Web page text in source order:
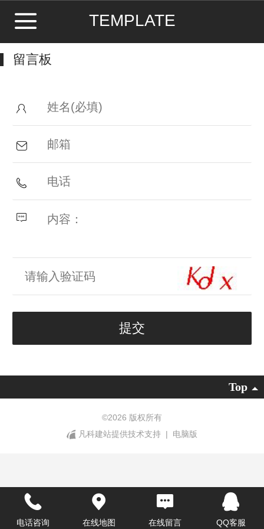
TEMPLATE
留言板
Top
©2026 版权所有
凡科建站提供技术支持
| 电脑版
电话咨询 在线地图 在线留言 QQ客服